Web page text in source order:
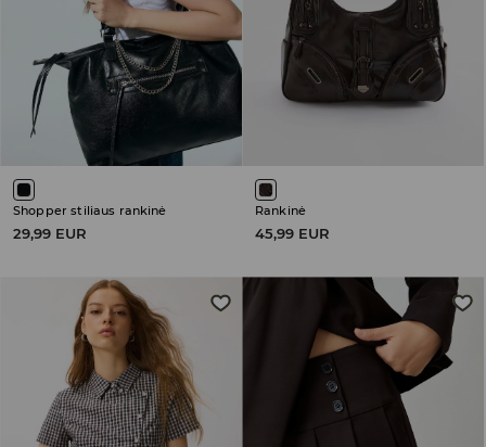
Shopper stiliaus rankinė
29,99 EUR
Rankinė
45,99 EUR